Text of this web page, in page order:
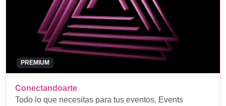
PREMIUM
Conectandoarte
Todo lo que necesitas para tus eventos. Events